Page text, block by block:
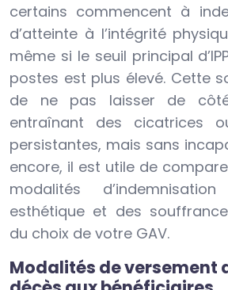
certains commencent à
d’atteinte à l’intégrité
même si le seuil principal
postes est plus élevé. Cette
de ne pas laisser de
entraînant des cicatrices
persistantes, mais sans
encore, il est utile de
modalités
esthétique et des
du choix de votre GAV.
Modalités de versement